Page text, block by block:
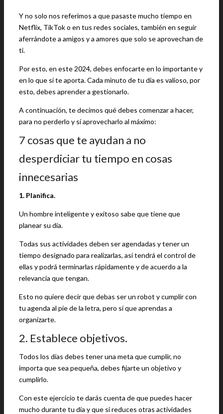
Y no solo nos referimos a que pasaste mucho tiempo en
Netflix, TikTok o en tus redes sociales, también en seguir
aferrándote a amigos y a amores que solo se aprovechan de
ti.
Por esto, en este 2024, debes enfocarte en lo importante y
en lo que sí te aporta. Cada minuto de tu día es valioso, por
esto, debes aprender a gestionarlo.
A continuación, te decimos qué debes comenzar a hacer,
para no perderlo y sí aprovecharlo al máximo:
7 cosas que te ayudan a no
desperdiciar tu tiempo en cosas
innecesarias
1. Planifica.
Un hombre inteligente y exitoso sabe que tiene que
planear su día.
Todas sus actividades deben ser agendadas y tener un
tiempo designado para realizarlas, así tendrá el control de
ellas y podrá terminarlas rápidamente y de acuerdo a la
relevancia que tengan.
Esto no quiere decir que debas ser un robot y cumplir con
tu agenda al pie de la letra, pero sí que aprendas a
organizarte.
2. Establece objetivos.
Todos los días debes tener una meta que cumplir, no
importa que sea pequeña, debes fijarte un objetivo y
cumplirlo.
Con este ejercicio te darás cuenta de que puedes hacer
mucho durante tu día y que si reduces otras actividades